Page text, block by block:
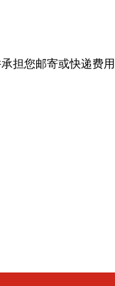
担您邮寄或快递费